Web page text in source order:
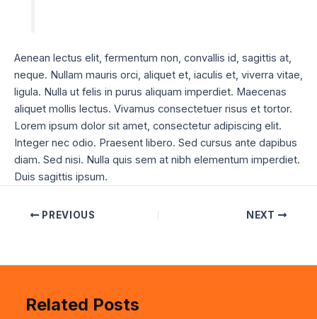
Aenean lectus elit, fermentum non, convallis id, sagittis at,
neque. Nullam mauris orci, aliquet et, iaculis et, viverra vitae,
ligula. Nulla ut felis in purus aliquam imperdiet. Maecenas
aliquet mollis lectus. Vivamus consectetuer risus et tortor.
Lorem ipsum dolor sit amet, consectetur adipiscing elit.
Integer nec odio. Praesent libero. Sed cursus ante dapibus
diam. Sed nisi. Nulla quis sem at nibh elementum imperdiet.
Duis sagittis ipsum.
PREVIOUS NEXT
Related Posts